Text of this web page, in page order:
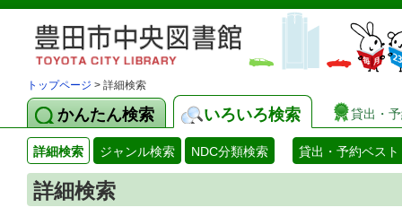
トップページ > 詳細検索
かんたん検索 いろいろ検索 貸出・
詳細検索 ジャンル検索 NDC分類検索 貸出・予約ベスト
詳細検索